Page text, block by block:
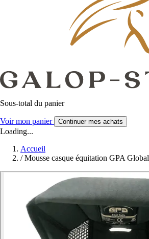
Sous-total du panier
Voir mon panier Continuer mes achats
Loading...
Accueil
/ Mousse casque équitation GPA Global